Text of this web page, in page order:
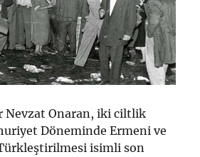
Nevzat Onaran, iki ciltlik
Döneminde Ermeni ve
isimli son